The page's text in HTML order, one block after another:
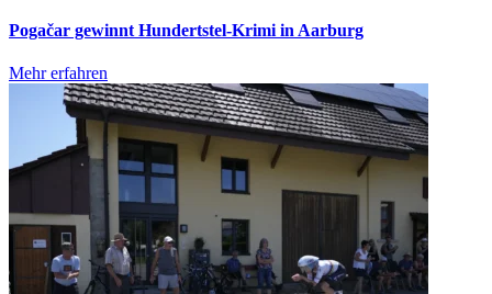
Pogačar gewinnt Hundertstel-Krimi in Aarburg
Mehr erfahren